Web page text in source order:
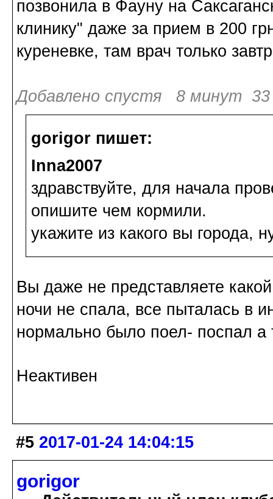
позвонила в Фауну на
клинику" даже за прием в 200
куреневке, там врач только
Добавлено спустя 8 минут 33
gorigor пишет:
Inna2007
здравствуйте, для начала
опишите чем кормили.
укажите из какого вы города,
Вы даже не представляете
ночи не спала, все пыталась в
нормально было поел- поспал а
Неактивен
#5 2017-01-24 14:04:15
gorigor